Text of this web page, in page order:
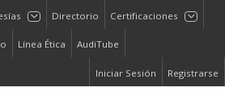
Directorio Certificaciones
Línea Ética AudiTube
Iniciar Sesión Registrarse